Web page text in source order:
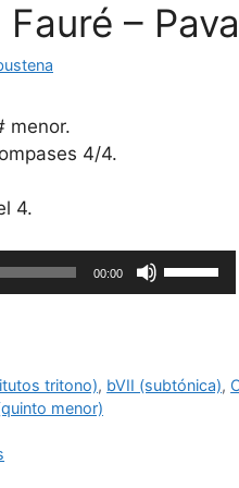
el
volumen.
Fauré –
menor.
4/4.
4.
00:00
Utiliza
las
arriba/
tritono), bVII (subtónica),
menor)